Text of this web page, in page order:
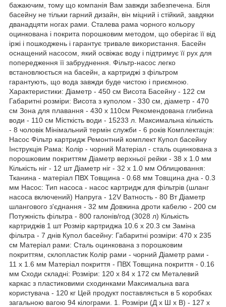
бажаючим, тому що компанія Вам завжди забезпечена. Біля
басейну не тільки гарний дизайн, він міцний і стійкий, завдяки
дванадцяти ногах рами. Сталева рама чорного кольору
оцинкована і покрита порошковим методом, що оберігає її від
іржі і пошкоджень і гарантує тривале використання. Басейн
оснащений насосом, який освіжає воду і підтримує її рух для
попередження її забруднення. Фільтр-насос легко
встановлюється на басейн, а картриджі з фільтром
гарантують, що вода завжди буде чистою і приємною.
Характеристики: Діаметр - 450 см Висота Басейну - 122 см
Габаритні розміри: Висота з куполом - 330 см, діаметр - 470
см Зона для плавання - 430 х 110см Рекомендована глибина
води - 110 см Місткість води - 15233 л. Максимальна кількість
- 8 чоловік Мінімальний термін служби - 6 років Комплектація:
Насос Фільтр картридж Ремонтний комплект Купол басейну
Інструкція Рама: Колір - чорний Матеріал - сталь оцинкована з
порошковим покриттям Діаметр верхньої рейки - 38 х 1.0 мм
Кількість ніг - 12 шт Діаметр ніг - 32 х 1.0 мм Облицювання:
Тканина - матеріал ПВХ Товщина - 0.68 мм Товщина дна - 0.3
мм Насос: Тип насоса - насос картридж для фільтрів (шланг
насоса включений) Напруга - 12V Ватность - 80 Вт Діаметр
шлангового з'єднання - 32 мм Довжина дроти кабелю - 200 см
Потужність фільтра - 800 галонів/год (3028 л) Кількість
картриджів 1 шт Розмір картриджа 10.6 х 20.3 см Заміна
фільтра - 7 днів Купол басейну: Габаритні розміри: 470 х 235
см Матеріал рами: Сталь оцинкована з порошковим
покриттям, склопластик Колір рами - чорний Діаметр рами -
11 х 1.6 мм Матеріал покриття - ПВХ Товщина покриття - 0.16
мм Сходи складні: Розміри: 120 х 84 х 172 см Металевий
каркас з пластиковими сходинками Максимальна вага
користувача - 120 кг Цей продукт поставляється в 5 коробках
загальною вагою 94 кілограми. 1. Розміри (Д х Ш х В) - 127 х